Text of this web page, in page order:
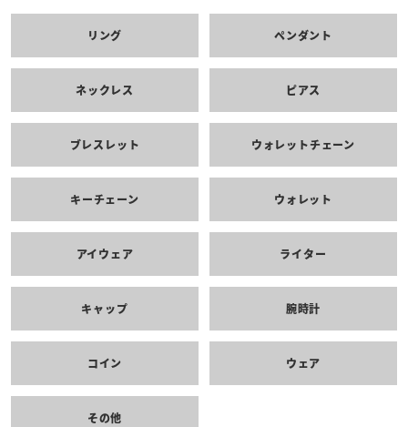
リング ペンダント
ネックレス ピアス
ブレスレット ウォレットチェーン
キーチェーン ウォレット
アイウェア ライター
キャップ 腕時計
コイン ウェア
その他